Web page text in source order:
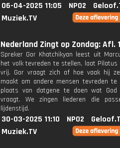
06-04-2025 11:05 NPO2
Muziek.TV
Nederland Zingt op Zondag: Afl.
Spreker Gor Khatchikyan leest uit
het volk tevreden te stellen, laat Pilatus
vrij. Gor vraagt zich af hoe vaak hij
maakt om andere mensen tevreden
plaats van datgene te doen wat God
vraagt. We zingen liederen die
lijdenstijd.
30-03-2025 11:10 NPO2
Muziek.TV